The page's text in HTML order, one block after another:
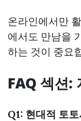
온라인에서만
에서도 만남을
하는 것이 중요
FAQ 섹션:
Q1: 현대적 토